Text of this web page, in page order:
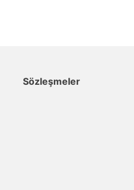
Sözleşmeler